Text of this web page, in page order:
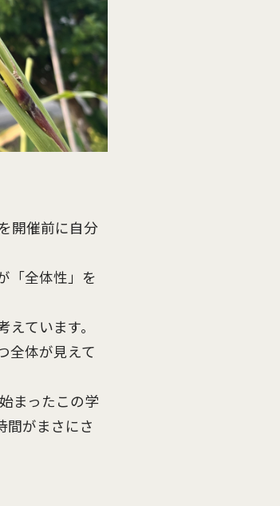
開催前に自分
「全体性」を
ています。
全体が見えて
まったこの学
間がまさにさ